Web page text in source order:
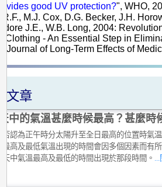
good UV protection?", WHO,
M.J. Cox, D.G. Becker, J.H.
J.E., W.B. Long, 2004:
Clothing - An Essential Step in
Journal of Long-Term Effects of
文章
中的氣溫甚麼時候最高？甚麼時
否認為正午時分太陽升至全日最高的位置時氣
最高及最低氣溫出現的時間會因多個因素而有
天中氣溫最高及最低的時間出現於那段時間。